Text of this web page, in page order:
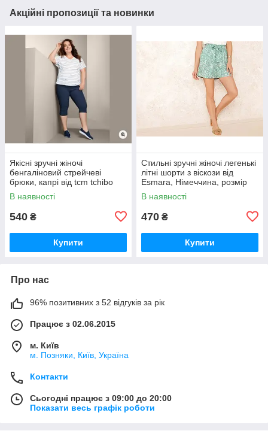
Акційні пропозиції та новинки
Якісні зручні жіночі
бенгаліновий стрейчеві
брюки, капрі від tcm tchibo
Чібо, Німеччина, XL
В наявності
540 ₴
Купити
Стильні зручні жіночі легенькі
літні шорти з віскози від
Esmara, Німеччина, розмір
M-L
В наявності
470 ₴
Купити
Про нас
96% позитивних з 52 відгуків за рік
Працює з 02.06.2015
м. Київ
м. Позняки, Київ, Україна
Контакти
Сьогодні працює з 09:00 до 20:00
Показати весь графік роботи